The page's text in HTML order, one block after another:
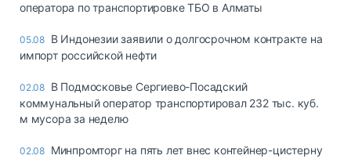
оператора по транспортировке ТБО в Алматы
05.08 В Индонезии заявили о долгосрочном контракте на
импорт российской нефти
02.08 В Подмосковье Сергиево-Посадский
коммунальный оператор транспортировал 232 тыс. куб.
м мусора за неделю
02.08 Минпромторг на пять лет внес контейнер-цистерну